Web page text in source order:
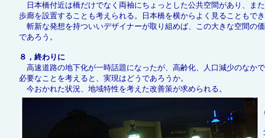
日本橋付近は橋だけでなく両袖にちょっとした公共空間があり、ま
歩廊を設置することも考えられる。日本橋を横からよく見ることもで
斬新な発想を持ついいデザイナーが取り組めば、この大きな空間の
であろう。
８，終わりに
高速道路の地下化が一時話題になったが、高齢化、人口減少のなか
必要なことを考えると、実現はどうであろうか。
今おかれた状況、地域特性を考えた改善策が求められる。